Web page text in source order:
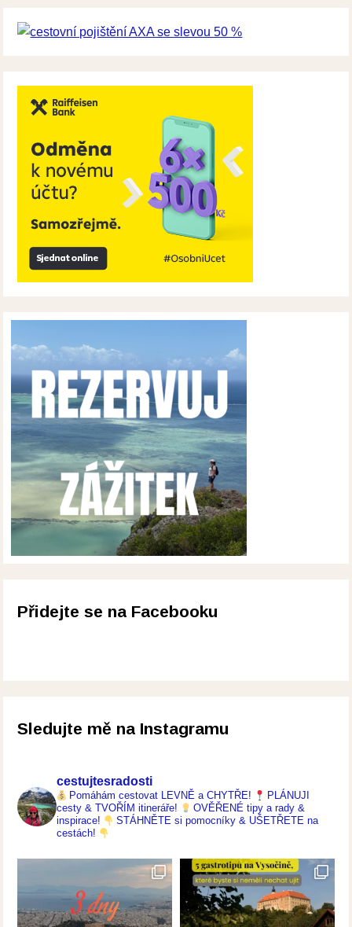
Přidejte se na Facebooku
Sledujte mě na Instagramu
cestujtesradosti
Pomáhám cestovat LEVNĚ a CHYTŘE!
PLÁNUJI
cesty & TVOŘÍM itineráře!
OVĚŘENÉ tipy a rady &
inspirace!
STÁHNĚTE si pomocníky & UŠETŘETE na
cestách!